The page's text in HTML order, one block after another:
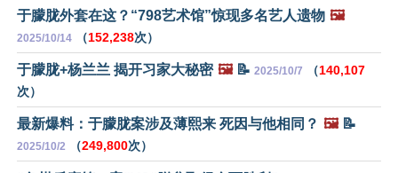
于朦胧外套在这？“798艺术馆”惊现多名艺人遗物 🖼️
2025/10/14 （152,238次）
于朦胧+杨兰兰 揭开习家大秘密 🖼️📝 2025/10/7 （140,107
次）
最新爆料：于朦胧案涉及薄熙来 死因与他相同？ 🖼️📝
2025/10/2 （249,800次）